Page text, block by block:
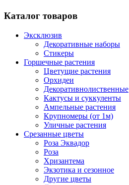
Каталог товаров
Эксклюзив
Декоративные наборы
Стикеры
Горшечные растения
Цветущие растения
Орхидеи
Декоративнолиственные
Кактусы и суккуленты
Ампельные растения
Крупномеры (от 1м)
Уличные растения
Срезанные цветы
Роза Эквадор
Роза
Хризантема
Экзотика и сезонное
Другие цветы